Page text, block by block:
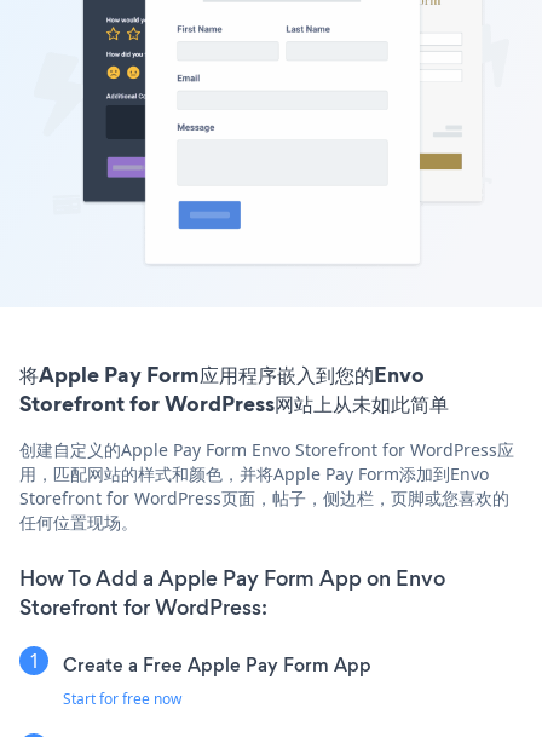
将Apple Pay Form应用程序嵌入到您的Envo
Storefront for WordPress网站上从未如此简单
创建自定义的Apple Pay Form Envo Storefront for WordPress应
用，匹配网站的样式和颜色，并将Apple Pay Form添加到Envo
Storefront for WordPress页面，帖子，侧边栏，页脚或您喜欢的
任何位置现场。
How To Add a Apple Pay Form App on Envo
Storefront for WordPress:
Create a Free Apple Pay Form App
Start for free now